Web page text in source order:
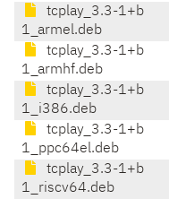
tcplay_3.3-1+b
1_armel.deb
tcplay_3.3-1+b
1_armhf.deb
tcplay_3.3-1+b
1_i386.deb
tcplay_3.3-1+b
1_ppc64el.deb
tcplay_3.3-1+b
1_riscv64.deb